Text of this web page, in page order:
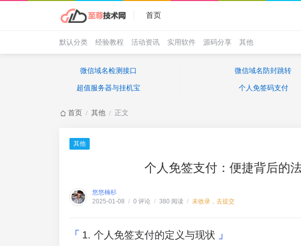
首页
默认分类 经验教程 活动资讯 实用软件 源码分享 其他
微信域名检测接口 微信域名防封跳转
超值服务器与挂机宝 个人免签码支付
首页 / 其他 / 正文
其他
个人免签支付：便捷背后的
悠悠楠杉
2025-01-08 / 0 评论 / 380 阅读 / 未收录，去提交
1. 个人免签支付的定义与现状